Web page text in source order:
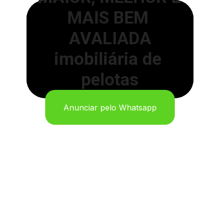
MAIS BEM
AVALIADA
imobiliária de
pelotas
Anunciar pelo Whatsapp